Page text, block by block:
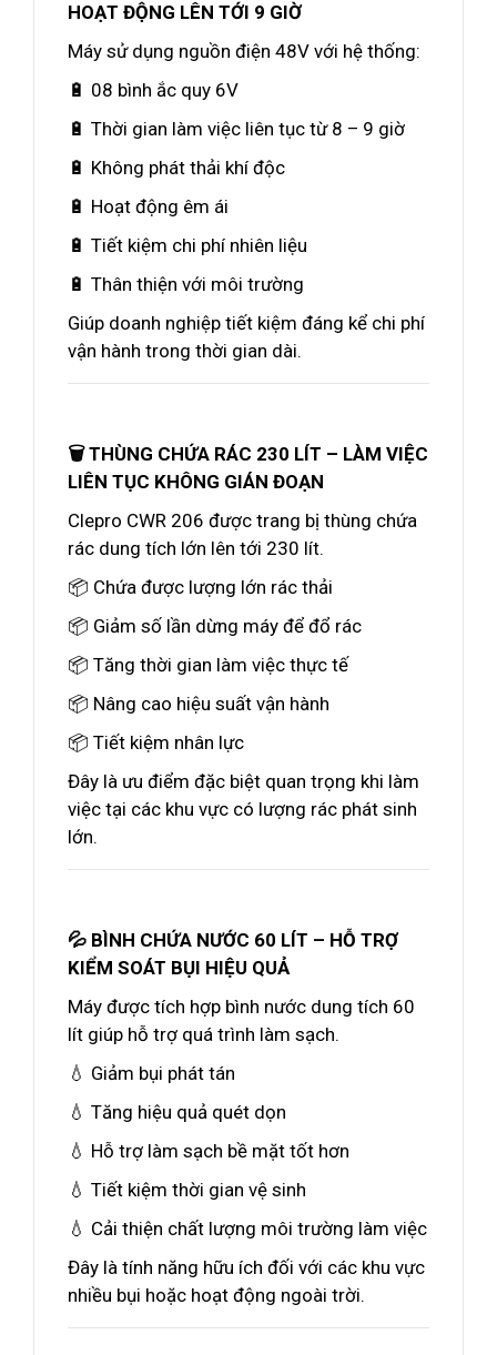
HOẠT ĐỘNG LÊN TỚI 9 GIỜ
Máy sử dụng nguồn điện 48V với hệ thống:
🔋 08 bình ắc quy 6V
🔋 Thời gian làm việc liên tục từ 8 – 9 giờ
🔋 Không phát thải khí độc
🔋 Hoạt động êm ái
🔋 Tiết kiệm chi phí nhiên liệu
🔋 Thân thiện với môi trường
Giúp doanh nghiệp tiết kiệm đáng kể chi phí
vận hành trong thời gian dài.
🗑️ THÙNG CHỨA RÁC 230 LÍT – LÀM VIỆC
LIÊN TỤC KHÔNG GIÁN ĐOẠN
Clepro CWR 206 được trang bị thùng chứa
rác dung tích lớn lên tới 230 lít.
📦 Chứa được lượng lớn rác thải
📦 Giảm số lần dừng máy để đổ rác
📦 Tăng thời gian làm việc thực tế
📦 Nâng cao hiệu suất vận hành
📦 Tiết kiệm nhân lực
Đây là ưu điểm đặc biệt quan trọng khi làm
việc tại các khu vực có lượng rác phát sinh
lớn.
💦 BÌNH CHỨA NƯỚC 60 LÍT – HỖ TRỢ
KIỂM SOÁT BỤI HIỆU QUẢ
Máy được tích hợp bình nước dung tích 60
lít giúp hỗ trợ quá trình làm sạch.
💧 Giảm bụi phát tán
💧 Tăng hiệu quả quét dọn
💧 Hỗ trợ làm sạch bề mặt tốt hơn
💧 Tiết kiệm thời gian vệ sinh
💧 Cải thiện chất lượng môi trường làm việc
Đây là tính năng hữu ích đối với các khu vực
nhiều bụi hoặc hoạt động ngoài trời.